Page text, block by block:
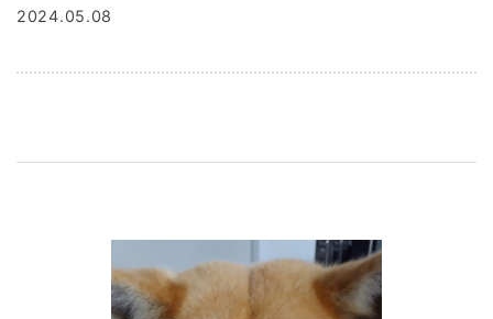
っ・・ちょっとぉ・・優しくやりなさいよぉ～・・あ
2024.05.08